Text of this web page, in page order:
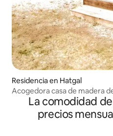
Residencia en Hatgal
Acogedora casa de madera
La comodidad
precios